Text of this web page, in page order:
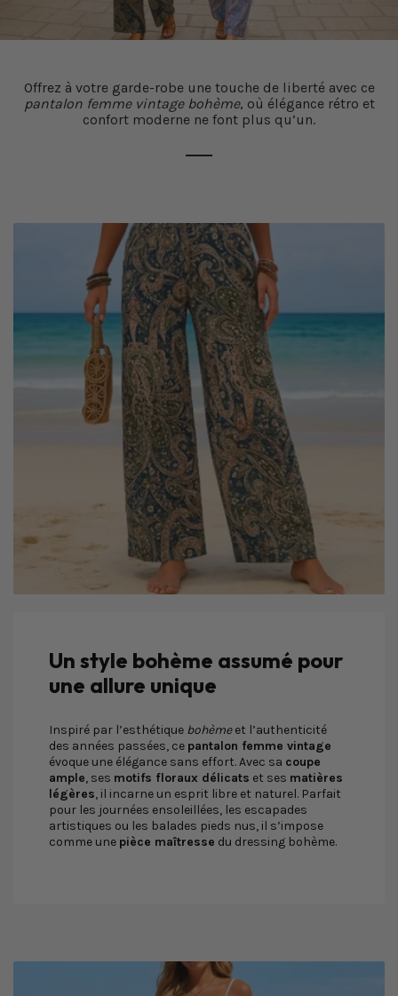
Offrez à votre garde-robe une touche de liberté avec ce
pantalon femme vintage bohème, où élégance rétro et
confort moderne ne font plus qu’un.
Un style bohème assumé pour
une allure unique
Inspiré par l’esthétique bohèmeet l’authenticité
des années passées, ce pantalon femme vintage
évoque une élégance sans effort. Avec sa coupe
ample, ses motifs floraux délicats et ses matières
légères, il incarne un esprit libre et naturel. Parfait
pour les journées ensoleillées, les escapades
artistiques ou les balades pieds nus, il s’impose
comme une pièce maîtresse du dressing bohème.